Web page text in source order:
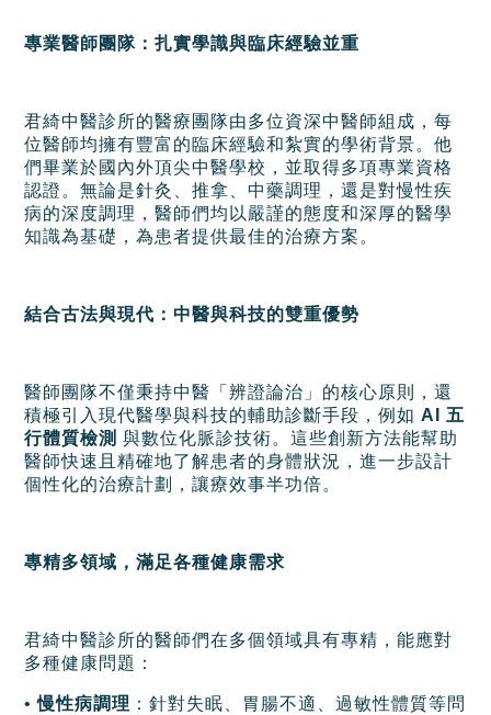
專業醫師團隊：扎實學識與臨床經驗並重
君綺中醫診所的醫療團隊由多位資深中醫師組成，每
位醫師均擁有豐富的臨床經驗和紮實的學術背景。他
們畢業於國內外頂尖中醫學校，並取得多項專業資格
認證。無論是針灸、推拿、中藥調理，還是對慢性疾
病的深度調理，醫師們均以嚴謹的態度和深厚的醫學
知識為基礎，為患者提供最佳的治療方案。
結合古法與現代：中醫與科技的雙重優勢
醫師團隊不僅秉持中醫「辨證論治」的核心原則，還
積極引入現代醫學與科技的輔助診斷手段，例如AI 五
行體質檢測 與數位化脈診技術。這些創新方法能幫助
醫師快速且精確地了解患者的身體狀況，進一步設計
個性化的治療計劃，讓療效事半功倍。
專精多領域，滿足各種健康需求
君綺中醫診所的醫師們在多個領域具有專精，能應對
多種健康問題：
•慢性病調理 ：針對失眠、胃腸不適、過敏性體質等問